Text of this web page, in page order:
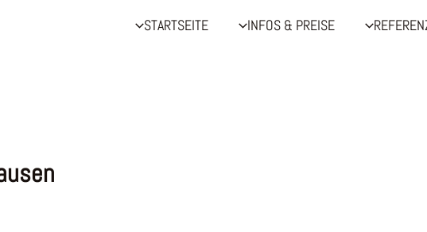
STARTSEITE INFOS & PREISE